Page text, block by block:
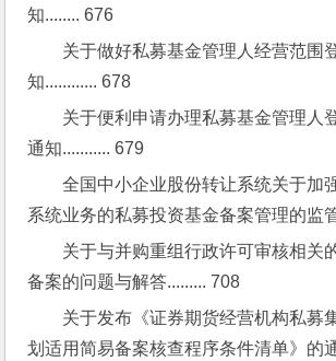
知........ 676
关于做好私募基金管理人经营范围
知............ 678
关于便利申请办理私募基金管理人
通知........... 679
全国中小企业股份转让系统关于加
系统业务的私募投资基金备案管理的监
关于与并购重组行政许可审核相关
备案的问题与解答......... 708
关于发布《证券期货经营机构私募
划适用简易备案核查程序条件清单》的